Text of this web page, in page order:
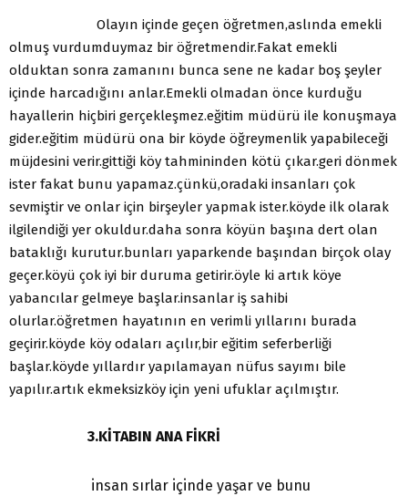
Olayın içinde geçen öğretmen,aslında emekli
olmuş vurdumduymaz bir öğretmendir.Fakat emekli
olduktan sonra zamanını bunca sene ne kadar boş şeyler
içinde harcadığını anlar.Emekli olmadan önce kurduğu
hayallerin hiçbiri gerçekleşmez.eğitim müdürü ile konuşmaya
gider.eğitim müdürü ona bir köyde öğreymenlik yapabileceği
müjdesini verir.gittiği köy tahmininden kötü çıkar.geri dönmek
ister fakat bunu yapamaz.çünkü,oradaki insanları çok
sevmiştir ve onlar için birşeyler yapmak ister.köyde ilk olarak
ilgilendiği yer okuldur.daha sonra köyün başına dert olan
bataklığı kurutur.bunları yaparkende başından birçok olay
geçer.köyü çok iyi bir duruma getirir.öyle ki artık köye
yabancılar gelmeye başlar.insanlar iş sahibi
olurlar.öğretmen hayatının en verimli yıllarını burada
geçirir.köyde köy odaları açılır,bir eğitim seferberliği
başlar.köyde yıllardır yapılamayan nüfus sayımı bile
yapılır.artık ekmeksizköy için yeni ufuklar açılmıştır.
3.KİTABIN ANA FİKRİ
insan sırlar içinde yaşar ve bunu